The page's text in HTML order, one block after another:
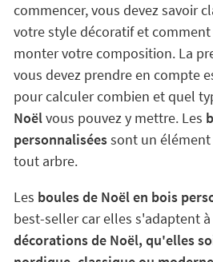
commencer, vous devez savoir
votre style décoratif et
monter votre composition. La
vous devez prendre en compte
pour calculer combien et quel
Noëlvous pouvez y mettre. Les
personnaliséessont un
tout arbre.
Les boules de Noël en bois
best-seller car elles s'adaptent
décorations de Noël, qu'elles